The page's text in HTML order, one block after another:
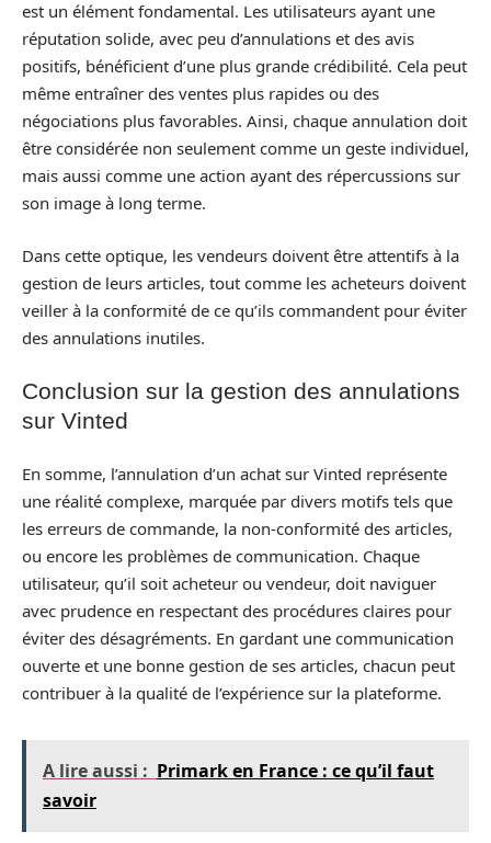
est un élément fondamental. Les utilisateurs ayant une
réputation solide, avec peu d’annulations et des avis
positifs, bénéficient d’une plus grande crédibilité. Cela peut
même entraîner des ventes plus rapides ou des
négociations plus favorables. Ainsi, chaque annulation doit
être considérée non seulement comme un geste individuel,
mais aussi comme une action ayant des répercussions sur
son image à long terme.
Dans cette optique, les vendeurs doivent être attentifs à la
gestion de leurs articles, tout comme les acheteurs doivent
veiller à la conformité de ce qu’ils commandent pour éviter
des annulations inutiles.
Conclusion sur la gestion des annulations
sur Vinted
En somme, l’annulation d’un achat sur Vinted représente
une réalité complexe, marquée par divers motifs tels que
les erreurs de commande, la non-conformité des articles,
ou encore les problèmes de communication. Chaque
utilisateur, qu’il soit acheteur ou vendeur, doit naviguer
avec prudence en respectant des procédures claires pour
éviter des désagréments. En gardant une communication
ouverte et une bonne gestion de ses articles, chacun peut
contribuer à la qualité de l’expérience sur la plateforme.
A lire aussi : Primark en France : ce qu’il faut
savoir